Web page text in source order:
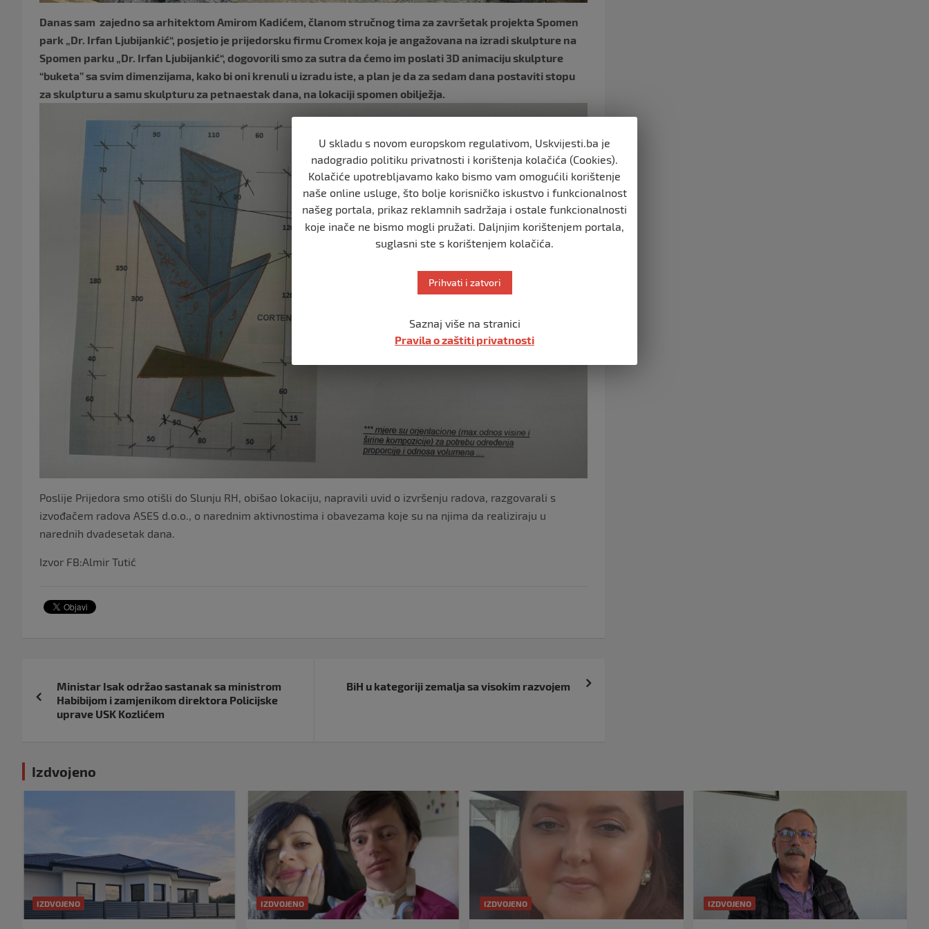
Danas sam zajedno sa arhitektom Amirom Kadićem, članom stručnog tima za završetak projekta Spomen
park „Dr. Irfan Ljubijankić“, posjetio je prijedorsku firmu Cromex koja je angažovana na izradi skulpture na
Spomen parku „Dr. Irfan Ljubijankić“, dogovorili smo za sutra da ćemo im poslati 3D animaciju skulpture
“buketa” sa svim dimenzijama, kako bi oni krenuli u izradu iste, a plan je da za sedam dana postaviti stopu
za skulpturu a samu skulpturu za petnaestak dana, na lokaciji spomen obilježja.
Poslije Prijedora smo otišli do Slunju RH, obišao lokaciju, napravili uvid o izvršenju radova, razgovarali s
izvođačem radova ASES d.o.o., o narednim aktivnostima i obavezama koje su na njima da realiziraju u
narednih dvadesetak dana.
Izvor FB:Almir Tutić
objava
Ministar Isak održao sastanak sa ministrom
Habibijom i zamjenikom direktora Policijske
uprave USK Kozlićem
BiH u kategoriji zemalja sa visokim razvojem
Izdvojeno
IZDVOJENO IZDVOJENO IZDVOJENO IZDVOJENO
U skladu s novom europskom regulativom, Uskvijesti.ba je
nadogradio politiku privatnosti i korištenja kolačića (Cookies).
Kolačiće upotrebljavamo kako bismo vam omogućili korištenje
naše online usluge, što bolje korisničko iskustvo i funkcionalnost
našeg portala, prikaz reklamnih sadržaja i ostale funkcionalnosti
koje inače ne bismo mogli pružati. Daljnjim korištenjem portala,
suglasni ste s korištenjem kolačića.
Prihvati i zatvori
Saznaj više na stranici
Pravila o zaštiti privatnosti